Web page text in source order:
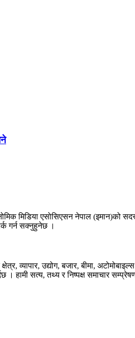
मिडिया एसोसिएसन नेपाल (इमान)को
गर्न सक्नुहुनेछ ।
व्यापार, उद्योग, बजार, बीमा,
सत्य, तथ्य र निष्पक्ष समाचार